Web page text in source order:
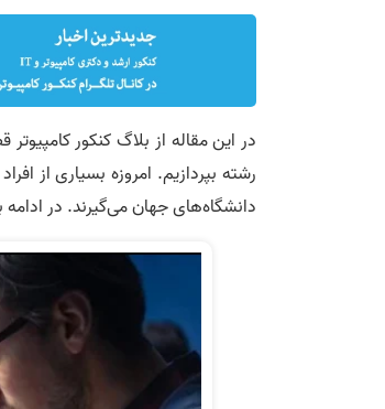
در این مقاله از بلاگ کنکور
رشته بپردازیم. امروزه بسیاری از
دانشگاه‌های جهان می‌گیرند. در ادامه